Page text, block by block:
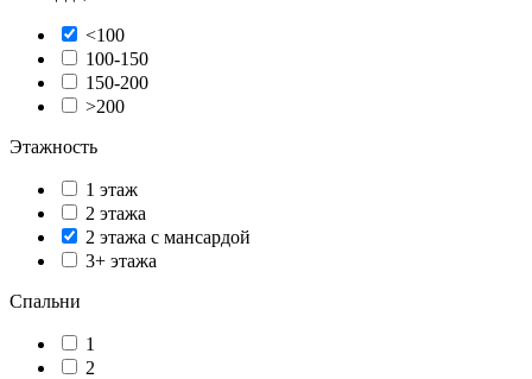
<100
100-150
150-200
>200
Этажность
1 этаж
2 этажа
2 этажа с мансардой
3+ этажа
Спальни
1
2